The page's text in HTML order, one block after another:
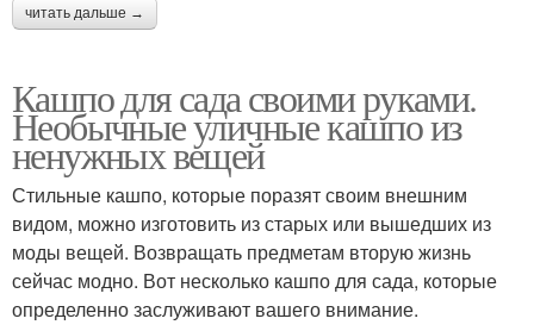
читать дальше →
Кашпо для сада своими руками.
Необычные уличные кашпо из
ненужных вещей
Стильные кашпо, которые поразят своим внешним
видом, можно изготовить из старых или вышедших из
моды вещей. Возвращать предметам вторую жизнь
сейчас модно. Вот несколько кашпо для сада, которые
определенно заслуживают вашего внимание.